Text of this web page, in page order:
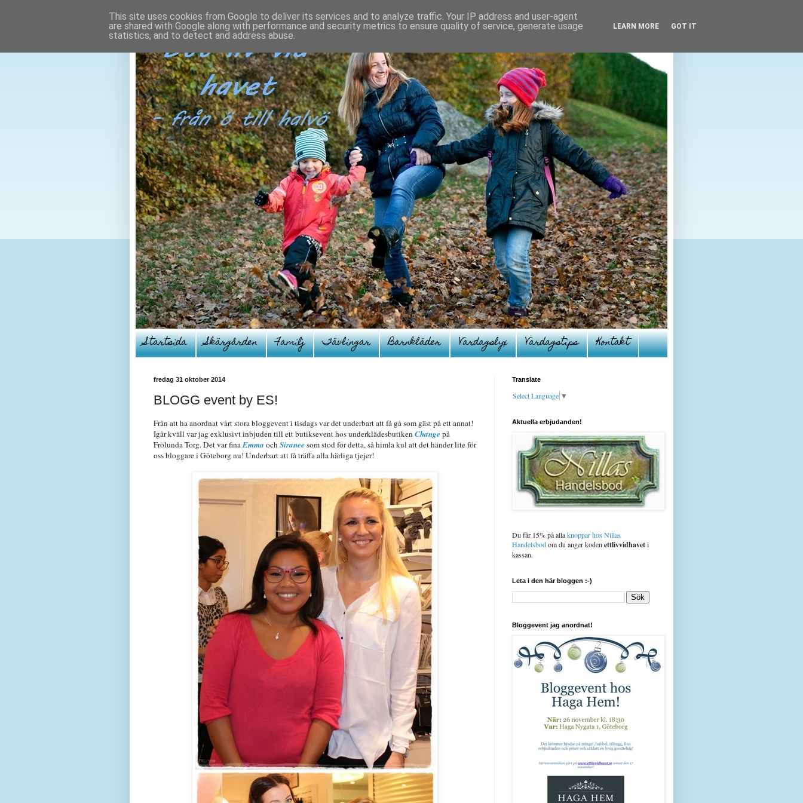
Startsida Skärgården Familj Tävlingar Barnkläder Vardagslyx Vardagstips Kontakt
fredag 31 oktober 2014
BLOGG event by ES!
Från att ha anordnat vårt stora bloggevent i tisdags var det underbart att få gå som gäst på ett annat!
Igår kväll var jag exklusivt inbjuden till ett butiksevent hos underklädesbutiken Changepå
Frölunda Torg. Det var finaEmma ochSiraneesom stod för detta, så himla kul att det händer lite för
oss bloggare i Göteborg nu! Underbart att få träffa alla härliga tjejer!
Translate
Select Language ▼
Aktuella erbjudanden!
Du får 15% på allaknoppar hos Nillas
Handelsbodom du anger koden ettlivvidhaveti
kassan.
Leta i den här bloggen :-)
Bloggevent jag anordnat!
This site uses cookies from Google to deliver its services and to analyze traffic. Your IP address and user-agent
are shared with Google along with performance and security metrics to ensure quality of service, generate usage
statistics, and to detect and address abuse.
LEARN MORE GOT IT